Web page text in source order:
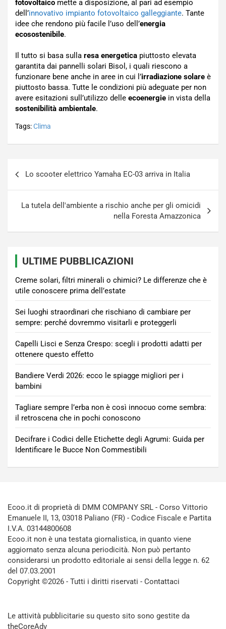
fotovoltaico mette a disposizione, al pari ad esempio
dell’innovativo impianto fotovoltaico galleggiante. Tante
idee che rendono più facile l’uso dell’energia
ecosostenibile.
Il tutto si basa sulla resa energetica piuttosto elevata
garantita dai pannelli solari Bisol, i quali riescono a
funzionare bene anche in aree in cui l’irradiazione solare è
piuttosto bassa. Tutte le condizioni più adeguate per non
avere esitazioni sull’utilizzo delle ecoenergie in vista della
sostenibilità ambientale.
Tags:Clima
Lo scooter elettrico Yamaha EC-03 arriva in Italia
La tutela dell'ambiente a rischio anche per gli omicidi
nella Foresta Amazzonica
ULTIME PUBBLICAZIONI
Creme solari, filtri minerali o chimici? Le differenze che è
utile conoscere prima dell’estate
Sei luoghi straordinari che rischiano di cambiare per
sempre: perché dovremmo visitarli e proteggerli
Capelli Lisci e Senza Crespo: scegli i prodotti adatti per
ottenere questo effetto
Bandiere Verdi 2026: ecco le spiagge migliori per i
bambini
Tagliare sempre l’erba non è così innocuo come sembra:
il retroscena che in pochi conoscono
Decifrare i Codici delle Etichette degli Agrumi: Guida per
Identificare le Bucce Non Commestibili
Ecoo.it di proprietà di DMM COMPANY SRL - Corso Vittorio
Emanuele II, 13, 03018 Paliano (FR) - Codice Fiscale e Partita
I.V.A. 03144800608
Ecoo.it non è una testata giornalistica, in quanto viene
aggiornato senza alcuna periodicità. Non può pertanto
considerarsi un prodotto editoriale ai sensi della legge n. 62
del 07.03.2001
Copyright ©2026 - Tutti i diritti riservati - Contattaci
Le attività pubblicitarie su questo sito sono gestite da
theCoreAdv